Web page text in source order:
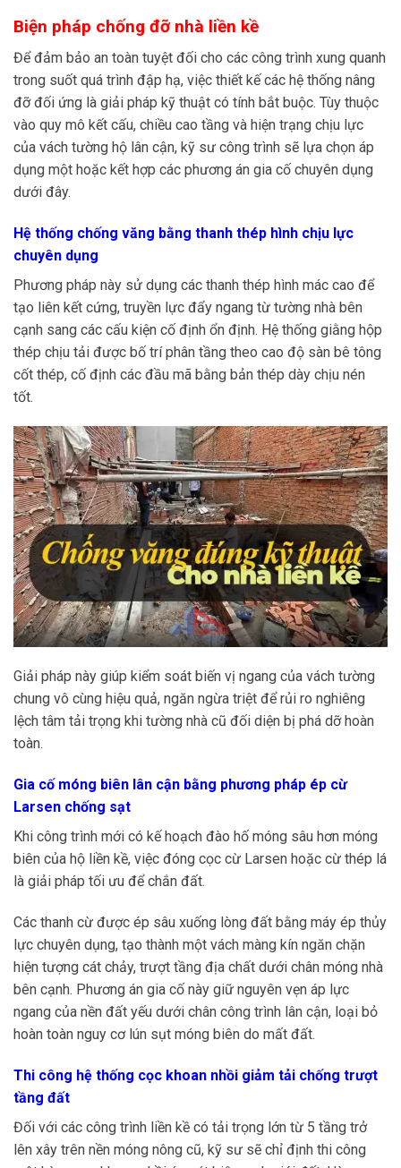
Biện pháp chống đỡ nhà liền kề
Để đảm bảo an toàn tuyệt đối cho các công trình xung quanh
trong suốt quá trình đập hạ, việc thiết kế các hệ thống nâng
đỡ đối ứng là giải pháp kỹ thuật có tính bắt buộc. Tùy thuộc
vào quy mô kết cấu, chiều cao tầng và hiện trạng chịu lực
của vách tường hộ lân cận, kỹ sư công trình sẽ lựa chọn áp
dụng một hoặc kết hợp các phương án gia cố chuyên dụng
dưới đây.
Hệ thống chống văng bằng thanh thép hình chịu lực
chuyên dụng
Phương pháp này sử dụng các thanh thép hình mác cao để
tạo liên kết cứng, truyền lực đẩy ngang từ tường nhà bên
cạnh sang các cấu kiện cố định ổn định. Hệ thống giằng hộp
thép chịu tải được bố trí phân tầng theo cao độ sàn bê tông
cốt thép, cố định các đầu mã bằng bản thép dày chịu nén
tốt.
Giải pháp này giúp kiểm soát biến vị ngang của vách tường
chung vô cùng hiệu quả, ngăn ngừa triệt để rủi ro nghiêng
lệch tâm tải trọng khi tường nhà cũ đối diện bị phá dỡ hoàn
toàn.
Gia cố móng biên lân cận bằng phương pháp ép cừ
Larsen chống sạt
Khi công trình mới có kế hoạch đào hố móng sâu hơn móng
biên của hộ liền kề, việc đóng cọc cừ Larsen hoặc cừ thép lá
là giải pháp tối ưu để chắn đất.
Các thanh cừ được ép sâu xuống lòng đất bằng máy ép thủy
lực chuyên dụng, tạo thành một vách màng kín ngăn chặn
hiện tượng cát chảy, trượt tầng địa chất dưới chân móng nhà
bên cạnh. Phương án gia cố này giữ nguyên vẹn áp lực
ngang của nền đất yếu dưới chân công trình lân cận, loại bỏ
hoàn toàn nguy cơ lún sụt móng biên do mất đất.
Thi công hệ thống cọc khoan nhồi giảm tải chống trượt
tầng đất
Đối với các công trình liền kề có tải trọng lớn từ 5 tầng trở
lên xây trên nền móng nông cũ, kỹ sư sẽ chỉ định thi công